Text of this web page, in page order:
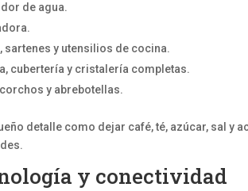
de agua.
sartenes y utensilios de cocina.
cubertería y cristalería completas.
y abrebotellas.
detalle como dejar café, té, azúcar, sal
y conectividad